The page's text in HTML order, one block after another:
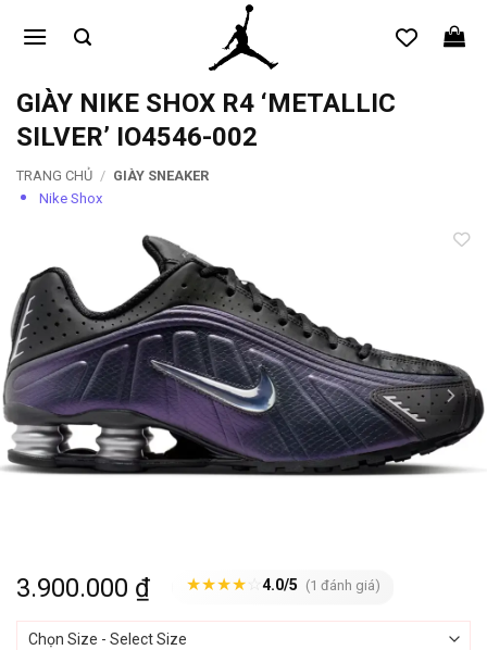
qua
dungGIÀY NIKE SHOX R4 ‘METALLIC
SILVER’ IO4546-002
TRANG CHỦ / GIÀY SNEAKER
Nike Shox
3.900.000 ₫ ★★★★ 4.0/5 (1 đánh giá)